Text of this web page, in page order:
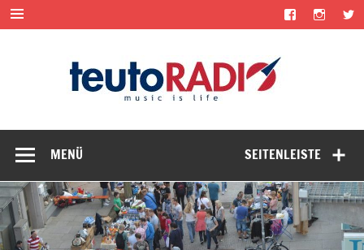
Zum
Inhalt
springen
SEITENLEISTE
MENÜ